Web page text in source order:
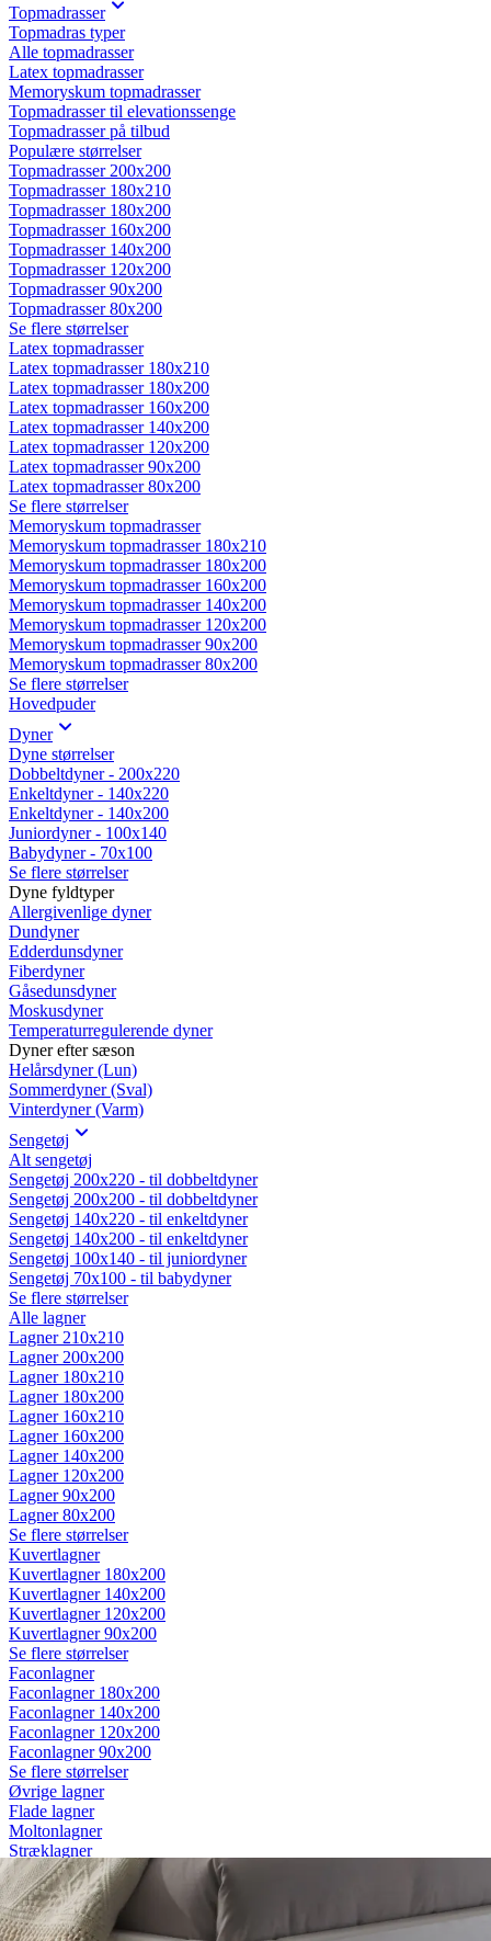
Topmadrasser
Topmadras typer
Alle topmadrasser
Latex topmadrasser
Memoryskum topmadrasser
Topmadrasser til elevationssenge
Topmadrasser på tilbud
Populære størrelser
Topmadrasser 200x200
Topmadrasser 180x210
Topmadrasser 180x200
Topmadrasser 160x200
Topmadrasser 140x200
Topmadrasser 120x200
Topmadrasser 90x200
Topmadrasser 80x200
Se flere størrelser
Latex topmadrasser
Latex topmadrasser 180x210
Latex topmadrasser 180x200
Latex topmadrasser 160x200
Latex topmadrasser 140x200
Latex topmadrasser 120x200
Latex topmadrasser 90x200
Latex topmadrasser 80x200
Se flere størrelser
Memoryskum topmadrasser
Memoryskum topmadrasser 180x210
Memoryskum topmadrasser 180x200
Memoryskum topmadrasser 160x200
Memoryskum topmadrasser 140x200
Memoryskum topmadrasser 120x200
Memoryskum topmadrasser 90x200
Memoryskum topmadrasser 80x200
Se flere størrelser
Hovedpuder
Dyner
Dyne størrelser
Dobbeltdyner - 200x220
Enkeltdyner - 140x220
Enkeltdyner - 140x200
Juniordyner - 100x140
Babydyner - 70x100
Se flere størrelser
Dyne fyldtyper
Allergivenlige dyner
Dundyner
Edderdunsdyner
Fiberdyner
Gåsedunsdyner
Moskusdyner
Temperaturregulerende dyner
Dyner efter sæson
Helårsdyner (Lun)
Sommerdyner (Sval)
Vinterdyner (Varm)
Sengetøj
Alt sengetøj
Sengetøj 200x220 - til dobbeltdyner
Sengetøj 200x200 - til dobbeltdyner
Sengetøj 140x220 - til enkeltdyner
Sengetøj 140x200 - til enkeltdyner
Sengetøj 100x140 - til juniordyner
Sengetøj 70x100 - til babydyner
Se flere størrelser
Alle lagner
Lagner 210x210
Lagner 200x200
Lagner 180x210
Lagner 180x200
Lagner 160x210
Lagner 160x200
Lagner 140x200
Lagner 120x200
Lagner 90x200
Lagner 80x200
Se flere størrelser
Kuvertlagner
Kuvertlagner 180x200
Kuvertlagner 140x200
Kuvertlagner 120x200
Kuvertlagner 90x200
Se flere størrelser
Faconlagner
Faconlagner 180x200
Faconlagner 140x200
Faconlagner 120x200
Faconlagner 90x200
Se flere størrelser
Øvrige lagner
Flade lagner
Moltonlagner
Stræklagner
Splitlagner
Vådliggerlagner
Rullemadrasser
Rullemadrasser 180x200